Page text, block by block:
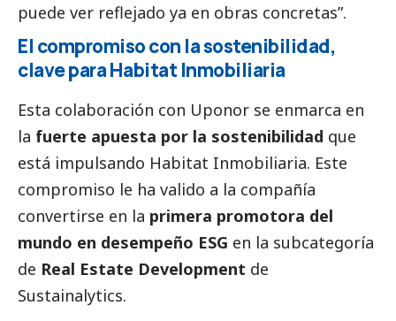
puede ver reflejado ya en obras concretas”.
El compromiso con la sostenibilidad,
clave para Habitat Inmobiliaria
Esta colaboración con Uponor se enmarca en
la fuerte apuesta por la sostenibilidad que
está impulsando Habitat Inmobiliaria. Este
compromiso le ha valido a la compañía
convertirse en la primera promotora del
mundo en desempeño ESG en la subcategoría
de Real Estate Development de
Sustainalytics.